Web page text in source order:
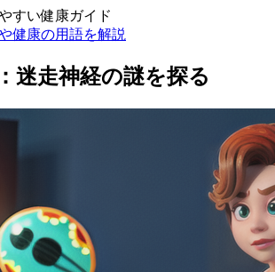
すい健康ガイド
健康の用語を解説
迷走神経の謎を探る